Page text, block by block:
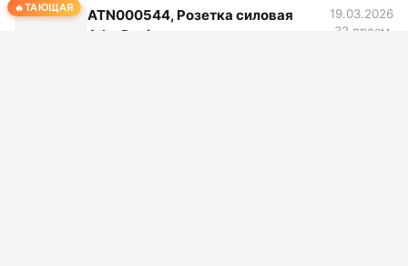
ТАЮЩАЯ
ATN000544, Розетка силовая
AtlasDesign, с заземл., со шторк.,
19.03.2026
32 просм.